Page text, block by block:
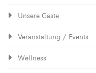
Unsere Gäste
Veranstaltung / Events
Wellness